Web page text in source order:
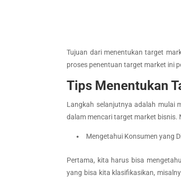
Tujuan dari menentukan target
proses penentuan target market ini
Tips Menentukan
Langkah selanjutnya adalah mulai
dalam mencari target market bisnis.
Mengetahui Konsumen yang
Pertama, kita harus bisa
yang bisa kita klasifikasikan,